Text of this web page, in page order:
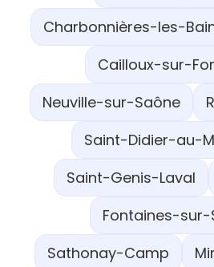
Charbonnières-les-
Cailloux-sur-
Neuville-sur-Saône
Saint-Didier-au-
Saint-Genis-Laval
Fontaines-sur-
Sathonay-Camp